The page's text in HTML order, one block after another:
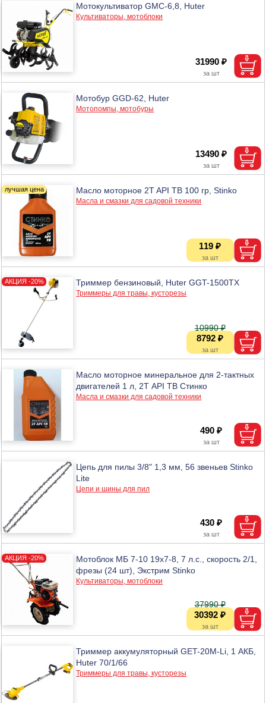
Мотокультиватор GMC-6,8, Huter
Культиваторы, мотоблоки
31990 ₽
Мотобур GGD-62, Huter
Мотопомпы, мотобуры
13490 ₽
Масло моторное 2T API TB 100 гр, Stinko
Масла и смазки для садовой техники
119 ₽
Триммер бензиновый, Huter GGT-1500TX
Триммеры для травы, кусторезы
8792 ₽
10990 ₽
Масло моторное минеральное для 2-тактных
двигателей 1 л, 2Т API TB Стинко
Масла и смазки для садовой техники
490 ₽
Цепь для пилы 3/8" 1,3 мм, 56 звеньев Stinko
Lite
Цепи и шины для пил
430 ₽
Мотоблок МБ 7-10 19х7-8, 7 л.с., скорость 2/1,
фрезы (24 шт), Экстрим Stinko
Культиваторы, мотоблоки
30392 ₽
37990 ₽
Триммер аккумуляторный GET-20M-Li, 1 АКБ,
Huter 70/1/66
Триммеры для травы, кусторезы